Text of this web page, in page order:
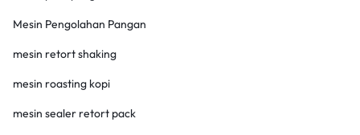
Mesin Pengolahan Pangan
mesin retort shaking
mesin roasting kopi
mesin sealer retort pack